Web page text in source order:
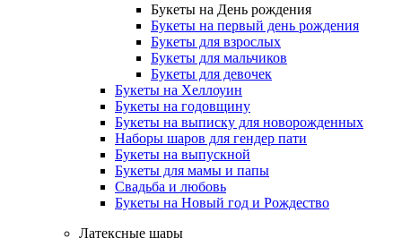
Букеты на День рождения
Букеты на первый день рождения
Букеты для взрослых
Букеты для мальчиков
Букеты для девочек
Букеты на Хеллоуин
Букеты на годовщину
Букеты на выписку для новорожденных
Наборы шаров для гендер пати
Букеты на выпускной
Букеты для мамы и папы
Свадьба и любовь
Букеты на Новый год и Рождество
Латексные шары